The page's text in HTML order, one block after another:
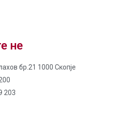
не
бр.21 1000 Скопје
203